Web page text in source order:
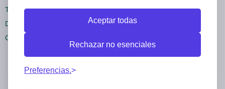
Aceptar todas
Rechazar no esenciales
Preferencias.
Términos y condiciones
Darse de baja
Configuración cookies
Todos los derechos reservados Mywebstudies ©